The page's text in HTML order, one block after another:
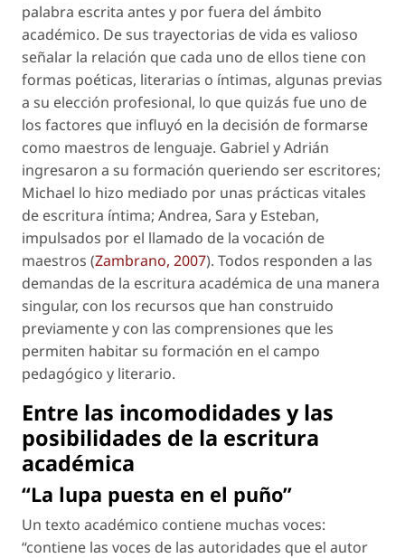
palabra escrita antes y por fuera del ámbito
académico. De sus trayectorias de vida es valioso
señalar la relación que cada uno de ellos tiene con
formas poéticas, literarias o íntimas, algunas previas
a su elección profesional, lo que quizás fue uno de
los factores que influyó en la decisión de formarse
como maestros de lenguaje. Gabriel y Adrián
ingresaron a su formación queriendo ser escritores;
Michael lo hizo mediado por unas prácticas vitales
de escritura íntima; Andrea, Sara y Esteban,
impulsados por el llamado de la vocación de
maestros (Zambrano, 2007). Todos responden a las
demandas de la escritura académica de una manera
singular, con los recursos que han construido
previamente y con las comprensiones que les
permiten habitar su formación en el campo
pedagógico y literario.
Entre las incomodidades y las
posibilidades de la escritura
académica
“La lupa puesta en el puño”
Un texto académico contiene muchas voces:
“contiene las voces de las autoridades que el autor